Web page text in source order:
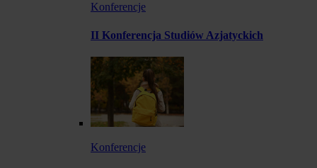
Konferencje
II Konferencja Studiów Azjatyckich
Konferencje